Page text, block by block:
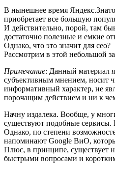
В нынешнее время
приобретает все большую
И действительно, порой, там
достаточно полезные и емкие
Однако, что это значит для сео?
Рассмотрим в этой небольшой
Примечание: Данный материал
субъективным мнением, носит
информативный характер, не
порочащим действием и ни к
Начну издалека. Вообще, у
существуют подобные
Однако, по степени
напоминают Google ВиО,
Плюс, в принципе, существует
быстрыми вопросами и